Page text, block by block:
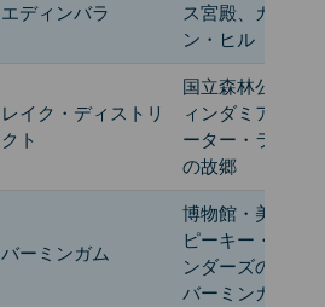
エディンバラ
ス宮殿、カール
ン・ヒル
レイク・ディストリ
クト
国立森林公園、
ィンダミア湖、
ーター・ラビッ
の故郷
バーミンガム
博物館・美術館
ピーキー・ブラ
ンダーズの通り
バーミンガム運